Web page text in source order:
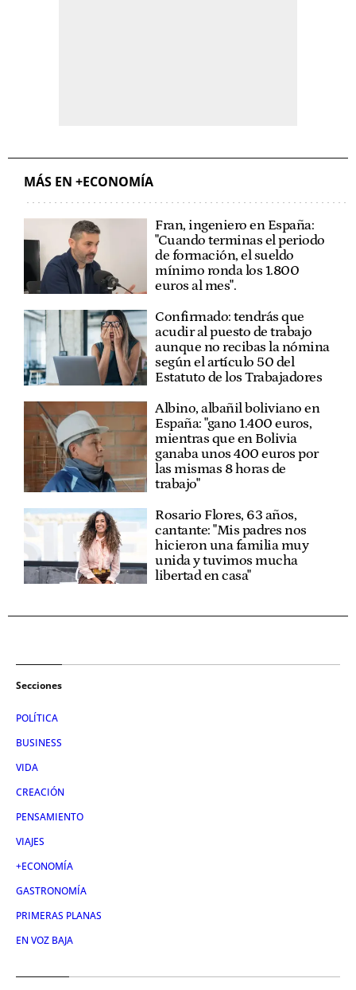
MÁS EN +ECONOMÍA
Fran, ingeniero en España:
"Cuando terminas el periodo
de formación, el sueldo
mínimo ronda los 1.800
euros al mes".
Confirmado: tendrás que
acudir al puesto de trabajo
aunque no recibas la nómina
según el artículo 50 del
Estatuto de los Trabajadores
Albino, albañil boliviano en
España: "gano 1.400 euros,
mientras que en Bolivia
ganaba unos 400 euros por
las mismas 8 horas de
trabajo"
Rosario Flores, 63 años,
cantante: "Mis padres nos
hicieron una familia muy
unida y tuvimos mucha
libertad en casa"
Secciones
POLÍTICA
BUSINESS
VIDA
CREACIÓN
PENSAMIENTO
VIAJES
+ECONOMÍA
GASTRONOMÍA
PRIMERAS PLANAS
EN VOZ BAJA